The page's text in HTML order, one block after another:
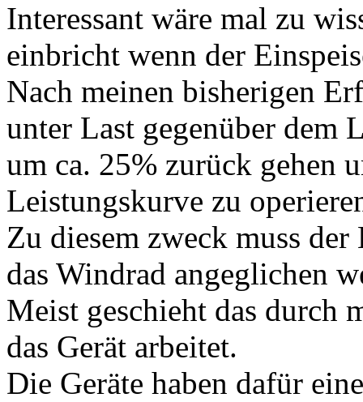
Interessant wäre mal zu
einbricht wenn der
Nach meinen bisherigen
unter Last gegenüber dem
um ca. 25% zurück gehen
Leistungskurve zu
Zu diesem zweck muss
das Windrad angeglichen
Meist geschieht das durch
das Gerät arbeitet.
Die Geräte haben dafür